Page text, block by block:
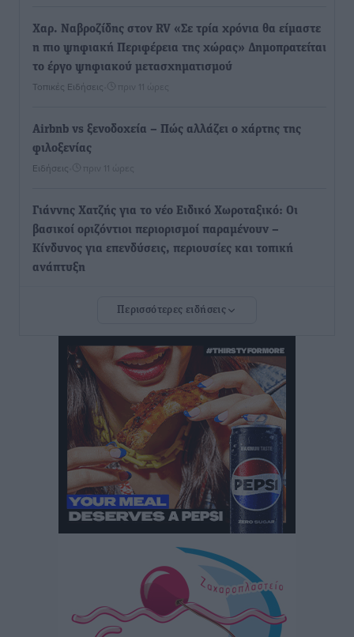
Χαρ. Ναβροζίδης στον RV «Σε τρία χρόνια θα είμαστε
η πιο ψηφιακή Περιφέρεια της χώρας» Δημοπρατείται
το έργο ψηφιακού μετασχηματισμού
Τοπικές Ειδήσεις πριν 11 ώρες
Airbnb vs ξενοδοχεία – Πώς αλλάζει ο χάρτης της
φιλοξενίας
Ειδήσεις πριν 11 ώρες
Γιάννης Χατζής για το νέο Ειδικό Χωροταξικό: Οι
βασικοί οριζόντιοι περιορισμοί παραμένουν –
Κίνδυνος για επενδύσεις, περιουσίες και τοπική
ανάπτυξη
δεν υπάρχουν περιθώρια εφησυχασμού
• πριν 11 ώρες
Στον Άγιο Νικόλαο Χάλκης ανοίγει ξανά το
ανανεωμένο εκκλησιαστικό μουσείο από τη Λέσχη
Lions Χάλκης
Τοπικές Ειδήσεις• πριν 12 ώρες
Ρόδος: «Βουλιάζει» από τουρίστες – Πάνω από 1 εκατ.
επιβάτες και 55 κρουαζιερόπλοια
Γ’ Εθνική Κατηγορία: Οι ημερομηνίες των
αγωνιστικών της κανονικής περιόδου
πριν 17 ώρες
Περισσότερες ειδήσεις